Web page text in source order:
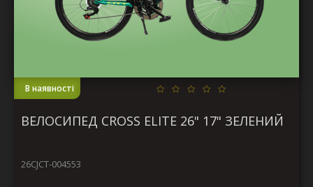
В наявності
ВЕЛОСИПЕД CROSS ELITE 26" 17" ЗЕЛЕНИЙ
26CJCT-004553